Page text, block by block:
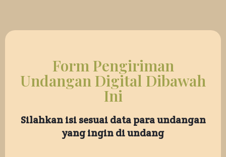
Form Pengiriman
Undangan Digital Dibawah
Ini
Silahkan isi sesuai data para undangan
yang ingin di undang